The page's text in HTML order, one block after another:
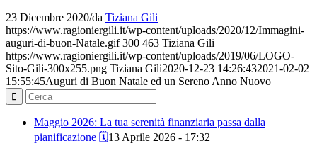
23 Dicembre 2020/da Tiziana Gili
https://www.ragioniergili.it/wp-content/uploads/2020/12/Immagini-
auguri-di-buon-Natale.gif 300 463 Tiziana Gili
https://www.ragioniergili.it/wp-content/uploads/2019/06/LOGO-
Sito-Gili-300x255.png Tiziana Gili2020-12-23 14:26:432021-02-02
15:55:45Auguri di Buon Natale ed un Sereno Anno Nuovo
Maggio 2026: La tua serenità finanziaria passa dalla
pianificazione 🗓️13 Aprile 2026 - 17:32